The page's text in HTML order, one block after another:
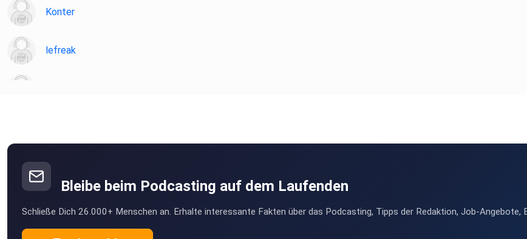
Konter
lefreak
be2ekbox
Berlin
Bleibe beim Podcasting auf dem Laufenden
Schließe Dich 26.000+ Menschen an. Erhalte interessante Fakten über das Podcasting, Tipps der Redaktion, Job-Angebote,